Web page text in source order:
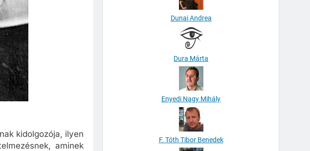
kidolgozója, ilyen
aminek
Dunai Andrea
Dura Márta
Enyedi Nagy Mihály
F. Tóth Tibor Benedek